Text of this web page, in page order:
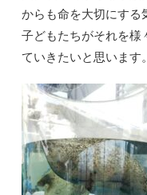
からも命を大切にする
子どもたちがそれを様
ていきたいと思います。